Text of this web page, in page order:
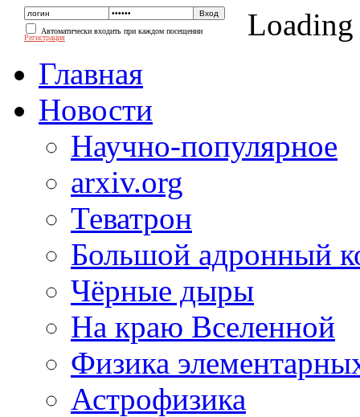
Автоматически входить при каждом посещении
Регистрация
Loading
Главная
Новости
Научно-популярное
arxiv.org
Теватрон
Большой адронный
Чёрные дыры
На краю Вселенной
Физика
Астрофизика